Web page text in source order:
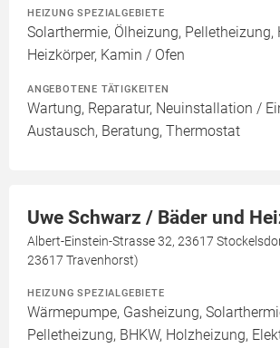
HEIZUNG SPEZIALGEBIETE
Solarthermie, Ölheizung, Pelletheizung,
Heizkörper, Kamin / Ofen
ANGEBOTENE TÄTIGKEITEN
Wartung, Reparatur, Neuinstallation /
Austausch, Beratung, Thermostat
Uwe Schwarz / Bäder und
Albert-Einstein-Strasse 32, 23617
23617 Travenhorst)
HEIZUNG SPEZIALGEBIETE
Wärmepumpe, Gasheizung,
Pelletheizung, BHKW, Holzheizung,